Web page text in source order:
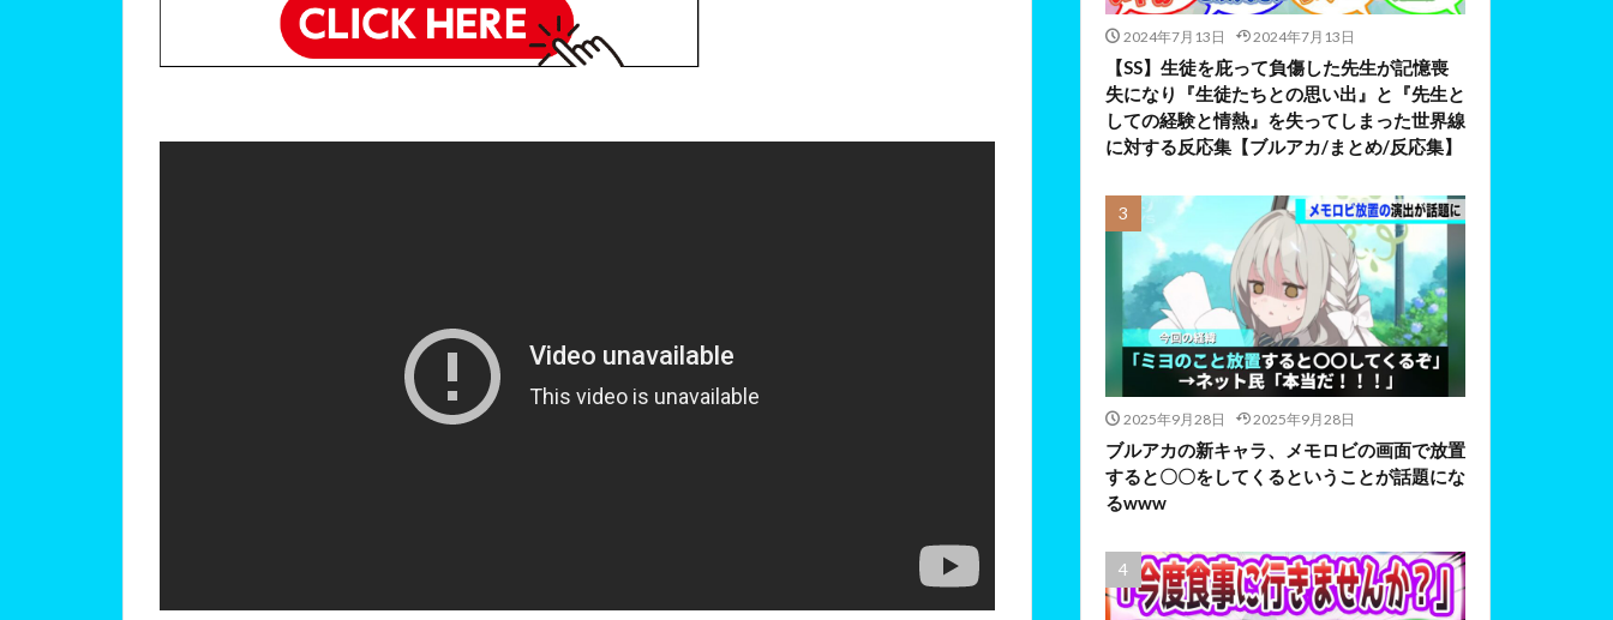
2024年7月13日 2024年7月13日
【SS】生徒を庇って負傷した先生が記憶喪
失になり『生徒たちとの思い出』と『先生と
しての経験と情熱』を失ってしまった世界線
に対する反応集【ブルアカ/まとめ/反応集】
2025年9月28日 2025年9月28日
ブルアカの新キャラ、メモロビの画面で放置
すると〇〇をしてくるということが話題にな
るwww